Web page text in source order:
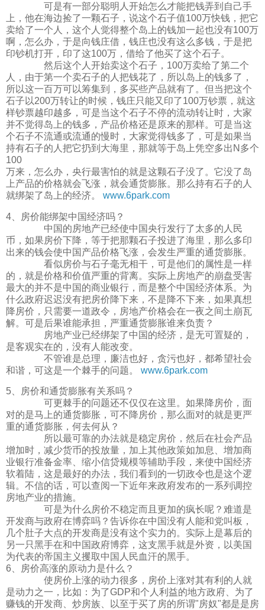
可是有一部分聪明人开始怎么才能把钱弄到自己手
上，他在海边捡了一颗石子，说这个石子值100万快钱，把它
卖给了一个人，这个人觉得整个岛上的钱加一起也没有100万
啊，怎么办，于是向钱庄借，钱庄也没有这么多钱，于是把
印钞机打开，印了这100万，借给了他买了这个石子。
然后这个人开始卖这个石子，100万卖给了第二个
人，由于第一个卖石子的人把钱花了，所以岛上的钱多了，
所以这一百万可以筹集到，多买些产品就有了。但当把这个
石子以200万转让的时候，钱庄只能又印了100万钞票，就这
样钞票越印越多，可是当这个石子不停的流动转让时，大家
并不觉得岛上的钱多，产品价格还是原来的那样。可是当这
个石子不流通或流通的慢时，大家觉得钱多了，可是如果当
持有石子的人把它扔到大海里，那就等于岛上凭空多出N多个
100
万来，怎么办，央行最害怕的就是这颗石子没了。它没了岛
上产品的价格就会飞涨，就会通货膨胀。那么持有石子的人
就绑架了岛上的经济。 www.6park.com
4、房价能绑架中国经济吗？
中国的房地产已经使中国央行发行了太多的人民
币，如果房价下降，等于把那颗石子投进了海里，那么多印
出来的钱会使中国产品价格飞涨，会发生严重的通货膨胀。
看似房价与石子毫无相干，可是他们的属性是一样
的，就是价格和价值严重的背离。实际上房地产的崩盘受害
最大的并不是中国的商业银行，而是整个中国经济体系。为
什么政府迟迟没有把房价降下来，不是降不下来，如果真想
降房价，只需要一道政令，房地产价格会在一夜之间土崩瓦
解。可是后果谁能承担，严重通货膨胀谁来负责？
房地产业已经绑架了中国的经济，是无可置疑的，
是客观实在的，没有人能改变。
不管谁是总理，廉洁也好，贪污也好，都希望社会
和谐，可这是一个棘手的问题。 www.6park.com
5、房价和通货膨胀有关系吗？
可更棘手的问题还不仅仅在这里。如果降房价，面
对的是马上的通货膨胀，可不降房价，那么面对的就是更严
重的通货膨胀，何去何从？
所以最可靠的办法就是稳定房价，然后在社会产品
增加时，减少货币的投放量，加上其他政策如加息、增加商
业银行准备金率、缩小信贷规模等辅助手段，来使中国经济
软着陆，这是最好的办法，我们看到的一切政令也是这个逻
辑。不信的话，可以查阅一下近年来政府发布的一系列调控
房地产业的措施。
可是为什么房价不稳定而且更加的疯长呢？难道是
开发商与政府在博弈吗？告诉你在中国没有人能和党叫板，
几个肚子大点的开发商是没有这个实力的。实际上是幕后的
另一只黑手在和中国政府博弈，这支黑手就是外资，以美国
为代表的帝国主义攫取中国人民血汗的黑手。
6、房价高涨的原动力是什么？
使房价上涨的动力很多，房价上涨对其有利的人就
是动力之一，比如：为了GDP和个人利益的地方政府、为了
赚钱的开发商、炒房族、以至于买了房的所谓"房奴"都是是房